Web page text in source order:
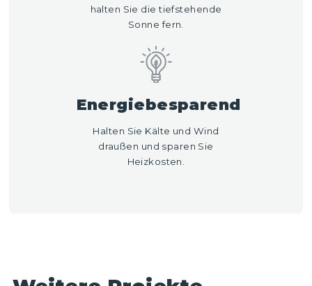
halten Sie die tiefstehende
Sonne fern.
Energiebesparend
Halten Sie Kälte und Wind
draußen und sparen Sie
Heizkosten.